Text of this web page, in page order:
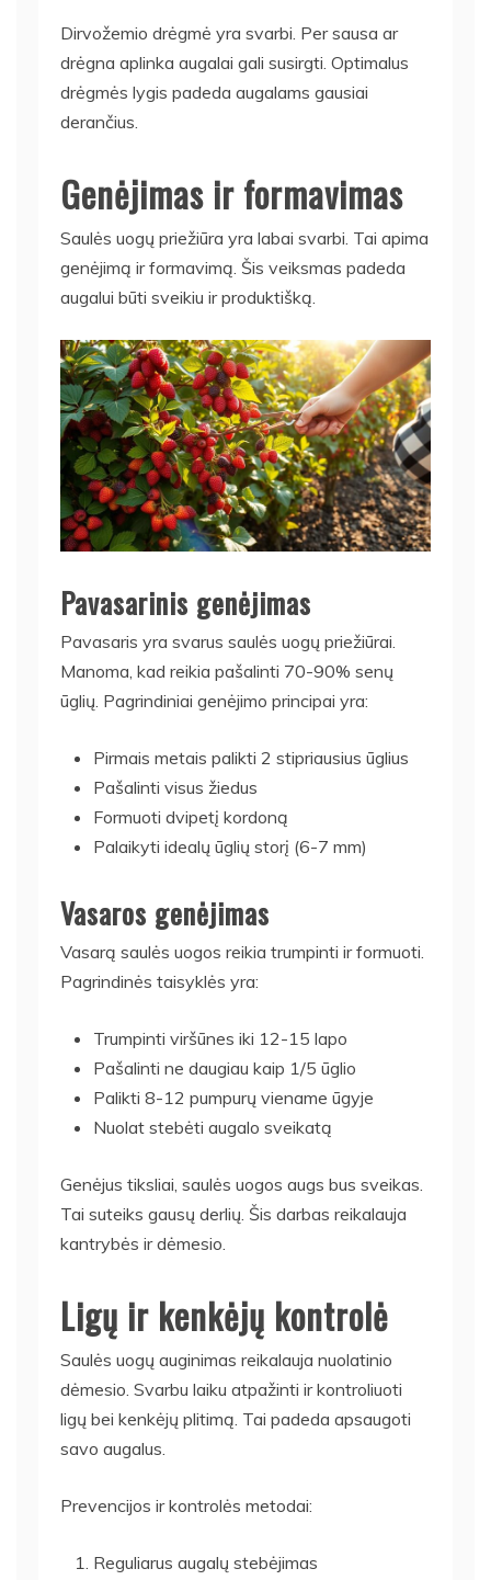
Dirvožemio drėgmė yra svarbi. Per sausa ar
drėgna aplinka augalai gali susirgti. Optimalus
drėgmės lygis padeda augalams gausiai
derančius.
Genėjimas ir formavimas
Saulės uogų priežiūra yra labai svarbi. Tai apima
genėjimą ir formavimą. Šis veiksmas padeda
augalui būti sveikiu ir produktišką.
Pavasarinis genėjimas
Pavasaris yra svarus saulės uogų priežiūrai.
Manoma, kad reikia pašalinti 70-90% senų
ūglių. Pagrindiniai genėjimo principai yra:
Pirmais metais palikti 2 stipriausius ūglius
Pašalinti visus žiedus
Formuoti dvipetį kordoną
Palaikyti idealų ūglių storį (6-7 mm)
Vasaros genėjimas
Vasarą saulės uogos reikia trumpinti ir formuoti.
Pagrindinės taisyklės yra:
Trumpinti viršūnes iki 12-15 lapo
Pašalinti ne daugiau kaip 1/5 ūglio
Palikti 8-12 pumpurų viename ūgyje
Nuolat stebėti augalo sveikatą
Genėjus tiksliai, saulės uogos augs bus sveikas.
Tai suteiks gausų derlių. Šis darbas reikalauja
kantrybės ir dėmesio.
Ligų ir kenkėjų kontrolė
Saulės uogų auginimas reikalauja nuolatinio
dėmesio. Svarbu laiku atpažinti ir kontroliuoti
ligų bei kenkėjų plitimą. Tai padeda apsaugoti
savo augalus.
Prevencijos ir kontrolės metodai:
Reguliarus augalų stebėjimas